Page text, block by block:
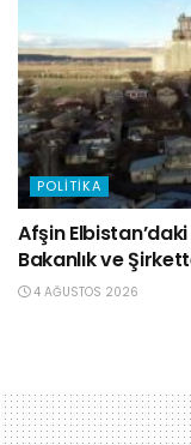
POLITIKA
Afşin
Bakanlık ve
4 AĞUSTOS 2026